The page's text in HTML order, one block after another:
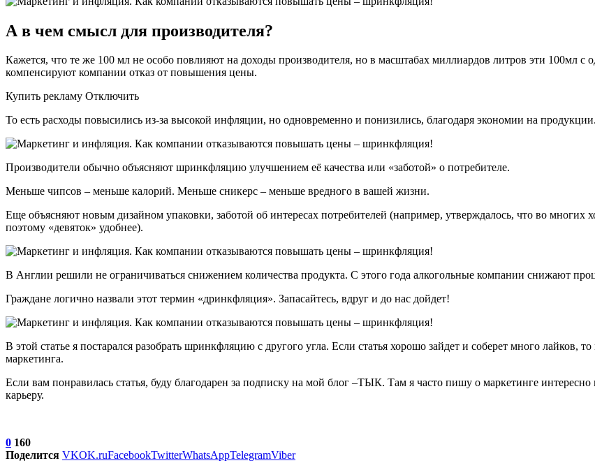
А в чем смысл для производителя?
Кажется, что те же 100 мл не особо повлияют на доходы производителя, но в масштабах миллиардов литров эти 100мл
компенсируют компании отказ от повышения цены.
Купить рекламу Отключить
То есть расходы повысились из-за высокой инфляции, но одновременно и понизились, благодаря экономии на
Производители обычно объясняют шринкфляцию улучшением её качества или «‎заботой» о потребителе.
Меньше чипсов – меньше калорий. Меньше сникерс – меньше вредного в вашей жизни.
Еще объясняют новым дизайном упаковки, заботой об интересах потребителей (например, утверждалось, что во многих
поэтому «девяток» удобнее).
В Англии решили не ограничиваться снижением количества продукта. С этого года алкогольные компании снижают
Граждане логично назвали этот термин «‎дринкфляция». Запасайтесь, вдруг и до нас дойдет!
В этой статье я постарался разобрать шринкфляцию с другого угла. Если статья хорошо зайдет и соберет много
маркетинга.
Если вам понравилась статья, буду благодарен за подписку на мой блог –ТЫК. Там я часто пишу о маркетинге
карьеру.
0 160
Поделится VKOK.ruFacebookTwitterWhatsAppTelegramViber